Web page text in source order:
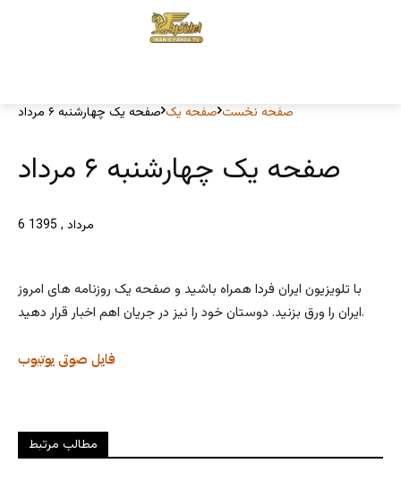
صفحه نخست صفحه یک صفحه یک چهارشنبه ۶ مرداد
صفحه یک چهارشنبه ۶ مرداد
6 مرداد , 1395
با تلویزیون ایران فردا همراه باشید و صفحه یک روزنامه های امروز
ایران را ورق بزنید. دوستان خود را نیز در جریان اهم اخبار قرار دهید.
یوتیوب فایل صوتی
مطالب مرتبط